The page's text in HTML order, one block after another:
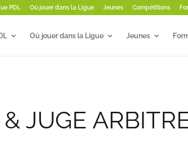
PDL Où jouer dans la Ligue Jeunes Compétitions
Où jouer dans la Ligue Jeunes
JUGE